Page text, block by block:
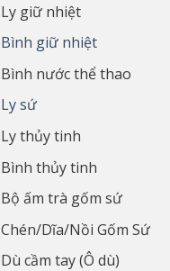
Ly giữ nhiệt
Bình giữ nhiệt
Bình nước thể thao
Ly sứ
Ly thủy tinh
Bình thủy tinh
Bộ ấm trà gốm sứ
Chén/Dĩa/Nồi Gốm Sứ
Dù cầm tay (Ô dù)